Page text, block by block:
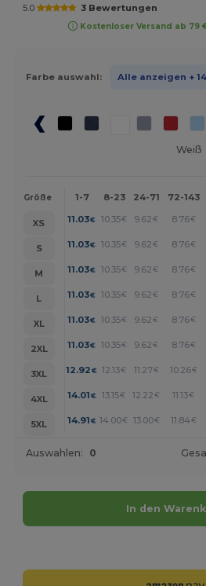
5.0 3 Bewertungen
Kostenloser Versand ab 79
Farbe auswahl: Alle anzeigen + 14
Weiß
Größe 1-7 8-23 24-71 72-143
XS 11.03€ 10.35€ 9.62 € 8.76€
S
11.03€ 10.35€ 9.62 € 8.76€
M
11.03€ 10.35€ 9.62 € 8.76€
L
11.03€ 10.35€ 9.62 € 8.76€
XL
11.03€ 10.35€ 9.62 € 8.76€
2XL
11.03€ 10.35€ 9.62 € 8.76€
3XL
12.92 € 12.13€ 11.27€ 10.26€
4XL
14.01€ 13.15€ 12.22 € 11.13€
5XL
14.91€ 14.00€ 13.00€ 11.84€
Auswahlen: 0
In den